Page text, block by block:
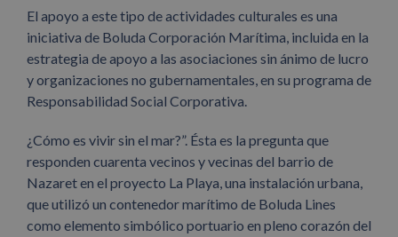
El apoyo a este tipo de actividades culturales es una
iniciativa de Boluda Corporación Marítima, incluida en la
estrategia de apoyo a las asociaciones sin ánimo de lucro
y organizaciones no gubernamentales, en su programa de
Responsabilidad Social Corporativa.
¿Cómo es vivir sin el mar?”. Ésta es la pregunta que
responden cuarenta vecinos y vecinas del barrio de
Nazaret en el proyecto La Playa, una instalación urbana,
que utilizó un contenedor marítimo de Boluda Lines
como elemento simbólico portuario en pleno corazón del